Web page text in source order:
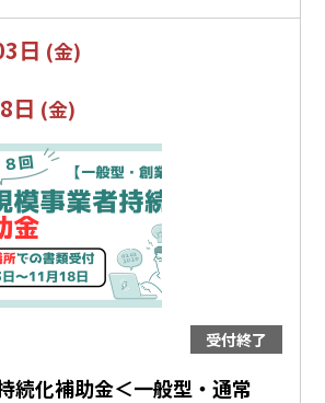
日 (金)
日 (金)
受付終了
続化補助金＜一般型・通常